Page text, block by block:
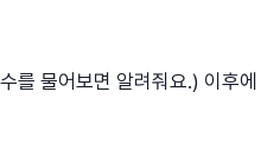
를 물어보면 알려줘요.) 이후에